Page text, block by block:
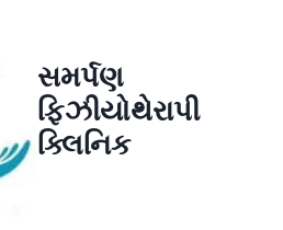
સમર્પણ
ફિઝીયોથેરાપી
ક્લિનિક